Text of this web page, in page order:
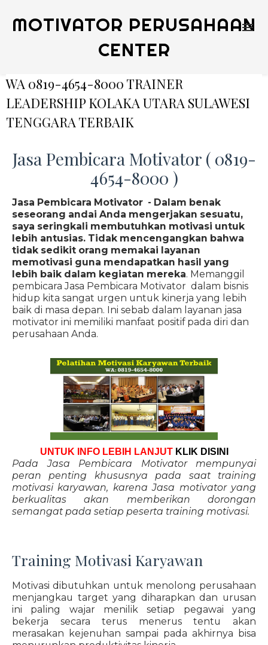
MOTIVATOR PERUSAHAAN
CENTER
WA 0819-4654-8000 TRAINER
LEADERSHIP KOLAKA UTARA SULAWESI
TENGGARA TERBAIK
Jasa Pembicara Motivator ( 0819-
4654-8000 )
Jasa Pembicara Motivator - Dalam benak
seseorang andai Anda mengerjakan sesuatu,
saya seringkali membutuhkan motivasi untuk
lebih antusias. Tidak mencengangkan bahwa
tidak sedikit orang memakai layanan
memotivasi guna mendapatkan hasil yang
lebih baik dalam kegiatan mereka. Memanggil
pembicara Jasa Pembicara Motivator dalam bisnis
hidup kita sangat urgen untuk kinerja yang lebih
baik di masa depan. Ini sebab dalam layanan jasa
motivator ini memiliki manfaat positif pada diri dan
perusahaan Anda.
UNTUK INFO LEBIH LANJUT KLIK DISINI
Pada Jasa Pembicara Motivator mempunyai
peran penting khususnya pada saat training
motivasi karyawan, karena Jasa motivator yang
berkualitas akan memberikan dorongan
semangat pada setiap peserta training motivasi.
Training Motivasi Karyawan
Motivasi dibutuhkan untuk menolong perusahaan
menjangkau target yang diharapkan dan urusan
ini paling wajar menilik setiap pegawai yang
bekerja secara terus menerus tentu akan
merasakan kejenuhan sampai pada akhirnya bisa